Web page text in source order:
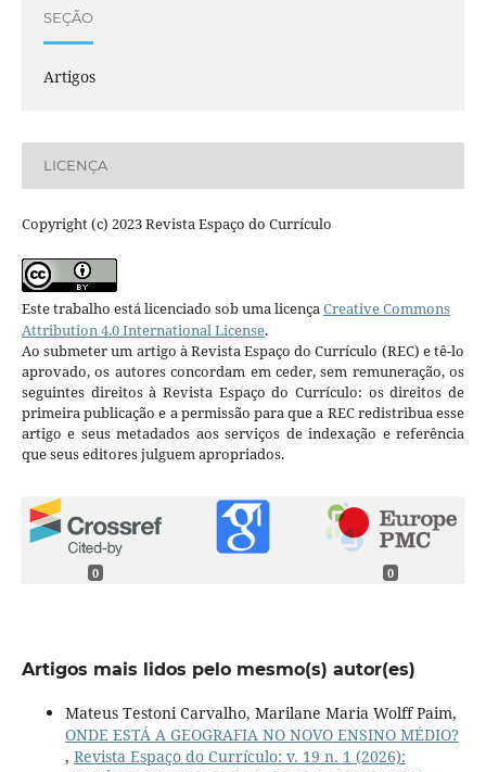
SEÇÃO
Artigos
LICENÇA
Copyright (c) 2023 Revista Espaço do Currículo
Este trabalho está licenciado sob uma licençaCreative Commons
Attribution 4.0 International License.
Ao submeter um artigo à Revista Espaço do Currículo (REC) e tê-lo
aprovado, os autores concordam em ceder, sem remuneração, os
seguintes direitos à Revista Espaço do Currículo: os direitos de
primeira publicação e a permissão para que a REC redistribua esse
artigo e seus metadados aos serviços de indexação e referência
que seus editores julguem apropriados.
0 0
Artigos mais lidos pelo mesmo(s) autor(es)
Mateus Testoni Carvalho, Marilane Maria Wolff Paim,
ONDE ESTÁ A GEOGRAFIA NO NOVO ENSINO MÉDIO?
, Revista Espaço do Currículo: v. 19 n. 1 (2026):